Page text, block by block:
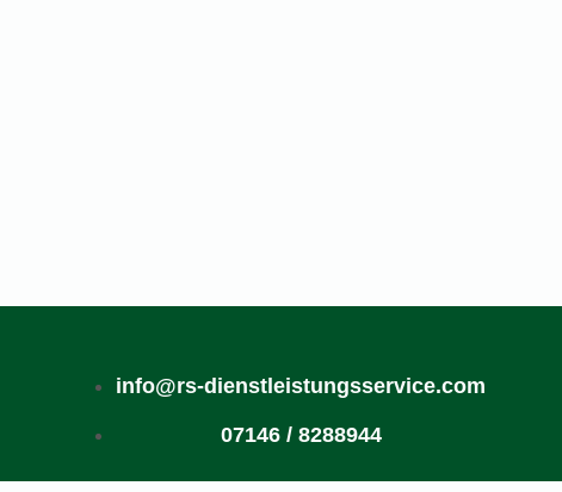
info@rs-dienstleistungsservice.com
07146 / 8288944